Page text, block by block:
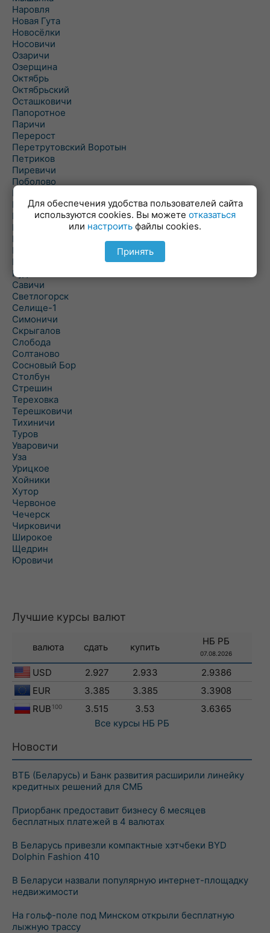
Наровля
Новая Гута
Новосёлки
Носовичи
Озаричи
Озерщина
Октябрь
Октябрьский
Осташковичи
Папоротное
Паричи
Перерост
Перетрутовский Воротын
Петриков
Пиревичи
Поболово
Поколюбичи
Полесье
Птичь
Речица
Ровенская Слобода
Рогачев
Рогинь
Рудня
Савичи
Светлогорск
Селище-1
Симоничи
Скрыгалов
Слобода
Солтаново
Сосновый Бор
Столбун
Стрешин
Тереховка
Терешковичи
Тихиничи
Туров
Уваровичи
Уза
Урицкое
Хойники
Хутор
Червоное
Чечерск
Чирковичи
Широкое
Щедрин
Юровичи
Лучшие курсы валют
валюта сдать купить
НБ РБ
07.08.2026
USD 2.927 2.933
2.9386
EUR
3.385 3.385
3.3908
RUB 100 3.515 3.53
3.6365
Все курсы НБ РБ
Новости
ВТБ (Беларусь) и Банк развития расширили линейку
кредитных решений для СМБ
Приорбанк предоставит бизнесу 6 месяцев
бесплатных платежей в 4 валютах
В Беларусь привезли компактные хэтчбеки BYD
Dolphin Fashion 410
В Беларуси назвали популярную интернет-площадку
недвижимости
На гольф-поле под Минском открыли бесплатную
лыжную трассу
Для обеспечения удобства пользователей сайта
используются cookies. Вы можете отказаться
или настроить файлы cookies.
Принять